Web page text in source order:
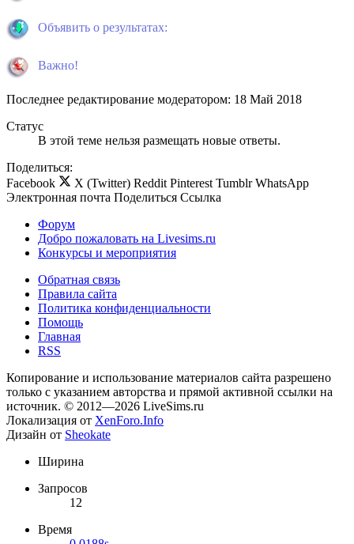
Объявить о результатах:
Важно!
Последнее редактирование модератором: 18 Май 2018
Статус
В этой теме нельзя размещать новые ответы.
Поделиться:
Facebook
X (Twitter) Reddit Pinterest Tumblr WhatsApp
Электронная почта Поделиться Ссылка
Форум
Добро пожаловать на Livesims.ru
Конкурсы и мероприятия
Обратная связь
Правила сайта
Политика конфиденциальности
Помощь
Главная
RSS
Копирование и использование материалов сайта разрешено
только с указанием авторства и прямой активной ссылки на
источник. © 2012—2026 LiveSims.ru
Локализация от XenForo.Info
Дизайн от Sheokate
Ширина
Запросов
12
Время